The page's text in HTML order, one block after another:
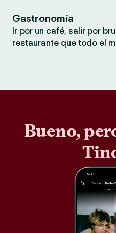
Gastronomía
Ir por un café, salir por
restaurante que todo el
Bueno,